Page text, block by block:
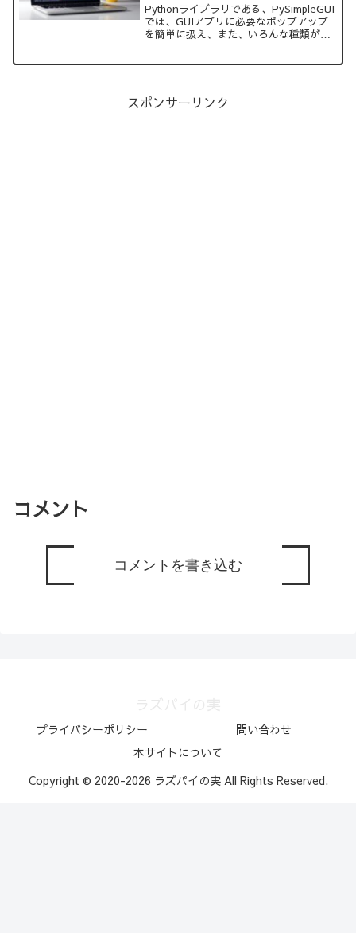
Pythonライブラリである、PySimpleGUI
では、GUIアプリに必要なポップアップ
を簡単に扱え、また、いろんな種類が用
スポンサーリンク
コメント
コメントを書き込む
プライバシーポリシー
問い合わせ
本サイトについて
Copyright © 2020-2026 ラズパイの実 All Rights Reserved.